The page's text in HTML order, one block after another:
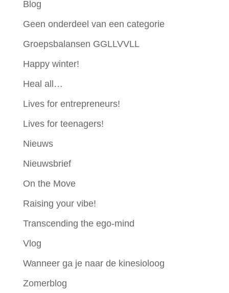
Blog
Geen onderdeel van een categorie
Groepsbalansen GGLLVVLL
Happy winter!
Heal all…
Lives for entrepreneurs!
Lives for teenagers!
Nieuws
Nieuwsbrief
On the Move
Raising your vibe!
Transcending the ego-mind
Vlog
Wanneer ga je naar de kinesioloog
Zomerblog